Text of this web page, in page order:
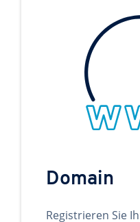
Domain
Registrieren Sie